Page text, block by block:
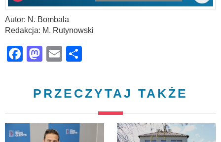
Autor: N. Bombala
Redakcja: M. Rutynowski
Facebook
Mastodon
Email
PRZECZYTAJ TAKŻE